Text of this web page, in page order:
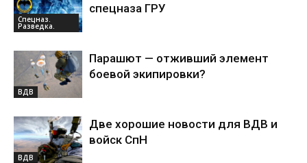
Спецназ.
Разведка.
спецназа ГРУ
ВДВ
Парашют — отживший элемент
боевой экипировки?
ВДВ
Две хорошие новости для ВДВ и
войск СпН